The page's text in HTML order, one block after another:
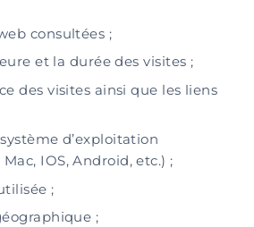
consultées ;
et la durée des visites ;
des visites ainsi que les liens
d’exploitation
IOS, Android, etc.) ;
;
;